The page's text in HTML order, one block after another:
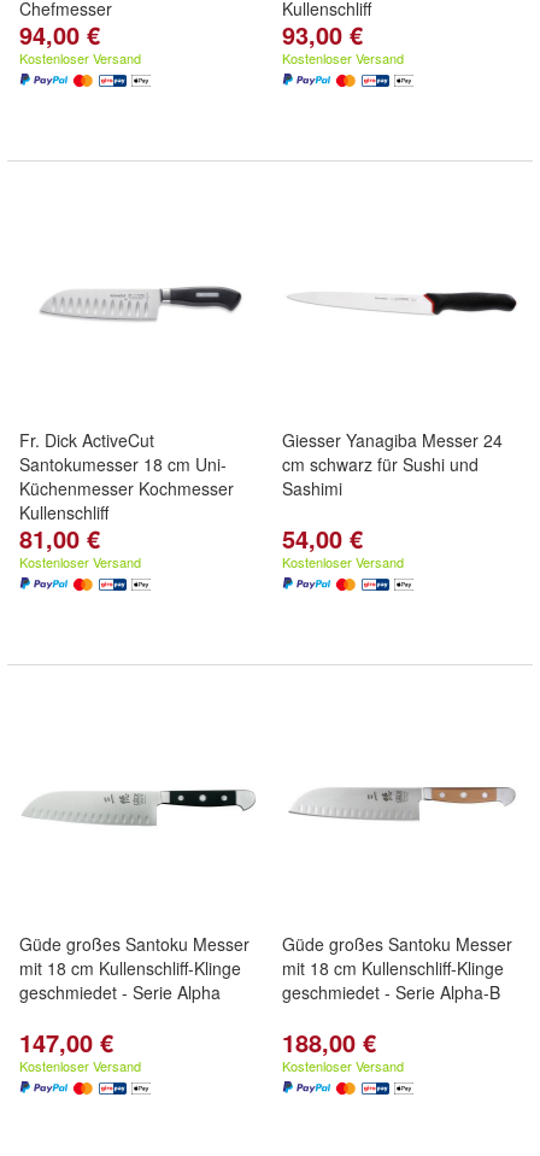
Chefmesser
94,00 €
Kostenloser Versand
Kullenschliff
93,00 €
Kostenloser Versand
Fr. Dick ActiveCut
Santokumesser 18 cm Uni-
Küchenmesser Kochmesser
Kullenschliff
81,00 €
Kostenloser Versand
Giesser Yanagiba Messer 24
cm schwarz für Sushi und
Sashimi
54,00 €
Kostenloser Versand
Güde großes Santoku Messer
mit 18 cm Kullenschliff-Klinge
geschmiedet - Serie Alpha
147,00 €
Kostenloser Versand
Güde großes Santoku Messer
mit 18 cm Kullenschliff-Klinge
geschmiedet - Serie Alpha-B
188,00 €
Kostenloser Versand